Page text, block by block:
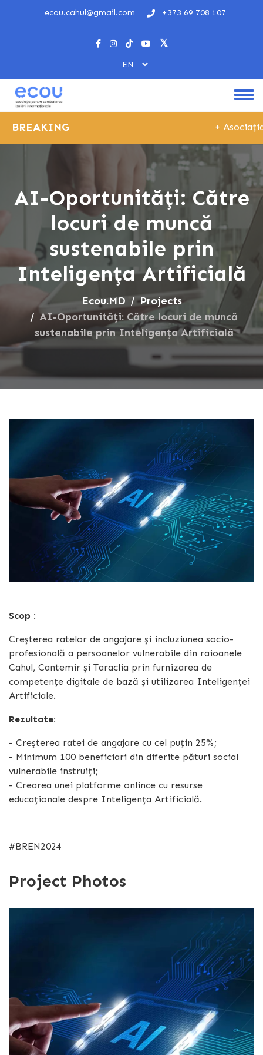
ecou.cahul@gmail.com +373 69 708 107
BREAKING +Asociația
AI-Oportunități: Către
locuri de muncă
sustenabile prin
Inteligența Artificială
Ecou.MD
Projects
AI-Oportunități: Către locuri de muncă
sustenabile prin Inteligența Artificială
Scop :
Creșterea ratelor de angajare și incluziunea socio-
profesională a persoanelor vulnerabile din raioanele
Cahul, Cantemir și Taraclia prin furnizarea de
competențe digitale de bază și utilizarea Inteligenței
Artificiale.
Rezultate:
- Creșterea ratei de angajare cu cel puțin 25%;
- Minimum 100 beneficiari din diferite pături social
vulnerabile instruiți;
- Crearea unei platforme onlince cu resurse
educaționale despre Inteligența Artificială.
#BREN2024
Project Photos